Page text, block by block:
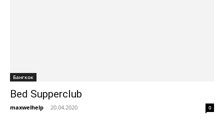
Бангкок
Bed Supperclub
maxwelhelp - 20.04.2020 0